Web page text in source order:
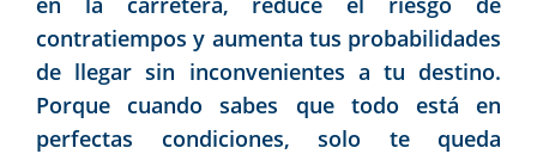
contratiempos y aumenta tus probabilidades
de llegar sin inconvenientes a tu destino.
Porque cuando sabes que todo está en
perfectas condiciones, solo te queda